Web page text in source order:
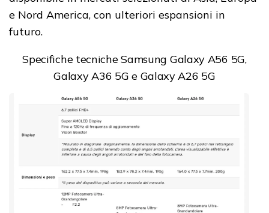
e Nord America, con ulteriori espansioni in
futuro.
Specifiche tecniche Samsung Galaxy A56 5G,
Galaxy A36 5G e Galaxy A26 5G